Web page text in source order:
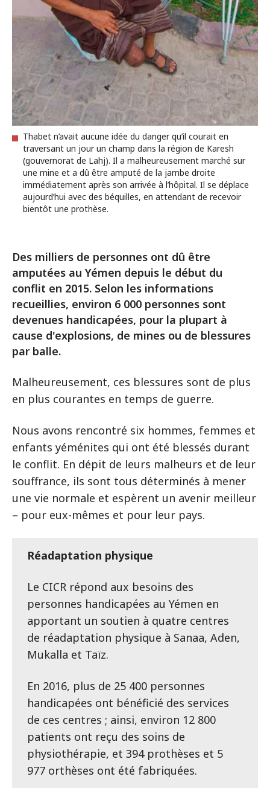
Thabet n’avait aucune idée du danger qu’il courait en
traversant un jour un champ dans la région de Karesh
(gouvernorat de Lahj). Il a malheureusement marché sur
une mine et a dû être amputé de la jambe droite
immédiatement après son arrivée à l’hôpital. Il se déplace
aujourd’hui avec des béquilles, en attendant de recevoir
bientôt une prothèse.
Des milliers de personnes ont dû être
amputées au Yémen depuis le début du
conflit en 2015. Selon les informations
recueillies, environ 6 000 personnes sont
devenues handicapées, pour la plupart à
cause d'explosions, de mines ou de blessures
par balle.
Malheureusement, ces blessures sont de plus
en plus courantes en temps de guerre.
Nous avons rencontré six hommes, femmes et
enfants yéménites qui ont été blessés durant
le conflit. En dépit de leurs malheurs et de leur
souffrance, ils sont tous déterminés à mener
une vie normale et espèrent un avenir meilleur
– pour eux-mêmes et pour leur pays.
Réadaptation physique
Le CICR répond aux besoins des
personnes handicapées au Yémen en
apportant un soutien à quatre centres
de réadaptation physique à Sanaa, Aden,
Mukalla et Taïz.
En 2016, plus de 25 400 personnes
handicapées ont bénéficié des services
de ces centres ; ainsi, environ 12 800
patients ont reçu des soins de
physiothérapie, et 394 prothèses et 5
977 orthèses ont été fabriquées.